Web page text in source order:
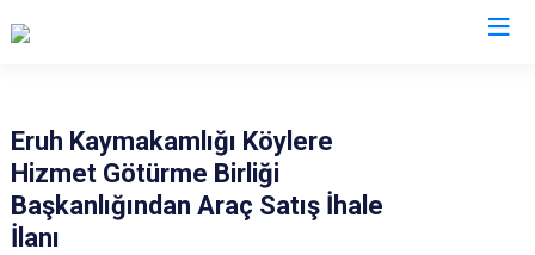
Eruh Kaymakamlığı Köylere
Hizmet Götürme Birliği
Başkanlığından Araç Satış İhale
İlanı